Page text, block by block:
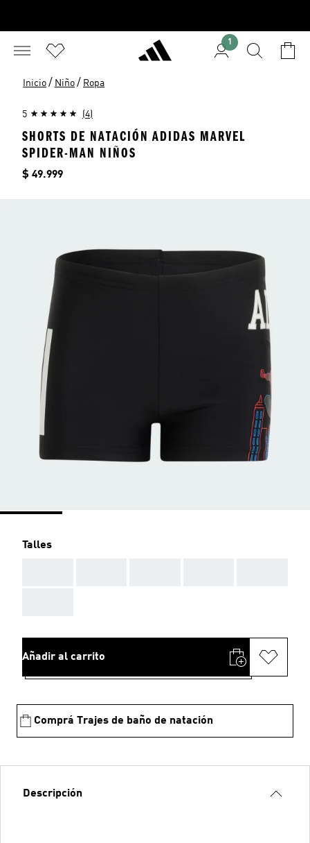
1
Inicio / Niño / Ropa
5 (4)
SHORTS DE NATACIÓN ADIDAS MARVEL
SPIDER-MAN NIÑOS
Precio
$ 49.999
Talles
Añadir al carrito
Comprá Trajes de baño de natación
Descripción